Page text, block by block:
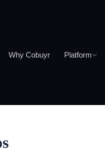
Why Cobuyr Platform